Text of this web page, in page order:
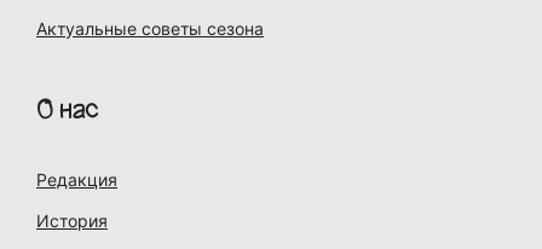
Актуальные советы сезона
О нас
Редакция
История